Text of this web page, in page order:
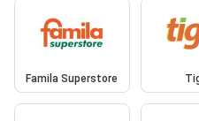
Famila Superstore